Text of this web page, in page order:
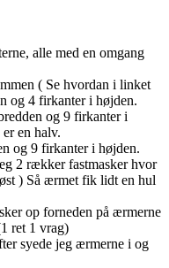
alle med en omgang
( Se hvordan i linket
og 4 firkanter i højden.
og 9 firkanter i
en halv.
og 9 firkanter i højden.
2 rækker fastmasker hvor
) Så ærmet fik lidt en hul
op forneden på ærmerne
ret 1 vrag)
syede jeg ærmerne i og